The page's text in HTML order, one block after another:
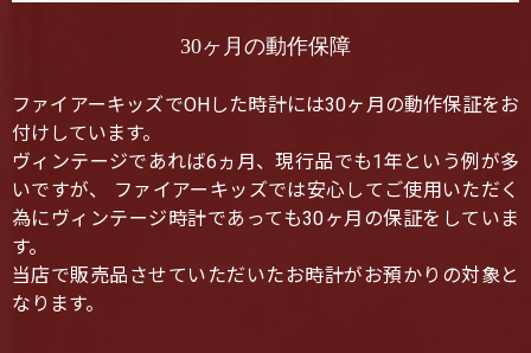
30ヶ月の動作保障
ファイアーキッズでOHした時計には30ヶ月の動作保証をお
付けしています。
ヴィンテージであれば6ヵ月、現行品でも1年という例が多
いですが、 ファイアーキッズでは安心してご使用いただく
為にヴィンテージ時計であっても30ヶ月の保証をしていま
す。
当店で販売品させていただいたお時計がお預かりの対象と
なります。